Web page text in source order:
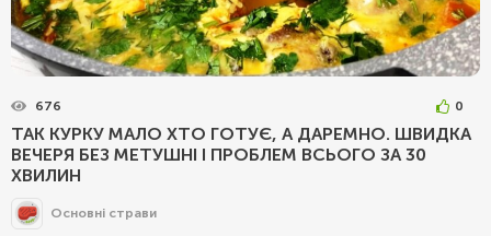
676 0
ТАК КУРКУ МАЛО ХТО ГОТУЄ, А ДАРЕМНО. ШВИДКА
ВЕЧЕРЯ БЕЗ МЕТУШНІ І ПРОБЛЕМ ВСЬОГО ЗА 30
ХВИЛИН
Основні страви